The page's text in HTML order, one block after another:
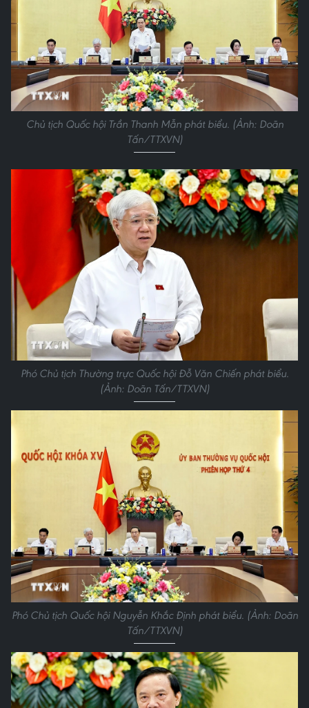
Chủ tịch Quốc hội Trần Thanh Mẫn phát biểu. (Ảnh: Doãn
Tấn/TTXVN)
Phó Chủ tịch Thường trực Quốc hội Đỗ Văn Chiến phát biểu.
(Ảnh: Doãn Tấn/TTXVN)
Phó Chủ tịch Quốc hội Nguyễn Khắc Định phát biểu. (Ảnh: Doãn
Tấn/TTXVN)